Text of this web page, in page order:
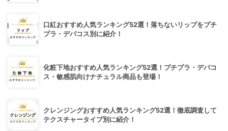
口紅おすすめ人気ランキング52選！落ちないリップをプチ
プラ・デパコス別に紹介！
化粧下地おすすめ人気ランキング52選！プチプラ・デパコ
ス・敏感肌向けナチュラル商品も登場！
クレンジングおすすめ人気ランキング52選！徹底調査して
テクスチャータイプ別に紹介！